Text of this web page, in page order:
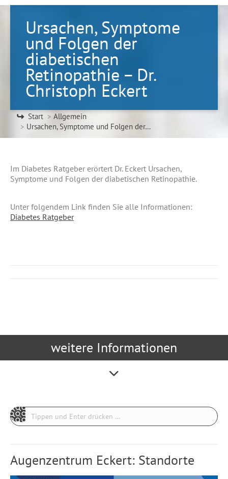
Ursachen, Symptome
und Folgen der
diabetischen
Retinopathie – Dr.
Christoph Eckert
Sie befinden sich hier:
Start
Allgemein
Ursachen, Symptome und Folgen der…
Im Diabetes Ratgeber erörtert Dr. Eckert Ursachen,
Symptome und Folgen der diabetischen Retinopathie.
Unter folgendem Link finden Sie alle Informationen:
Diabetes Ratgeber
Kommentarnavigation
weitere Informationen
Search:
Augenzentrum Eckert: Standorte